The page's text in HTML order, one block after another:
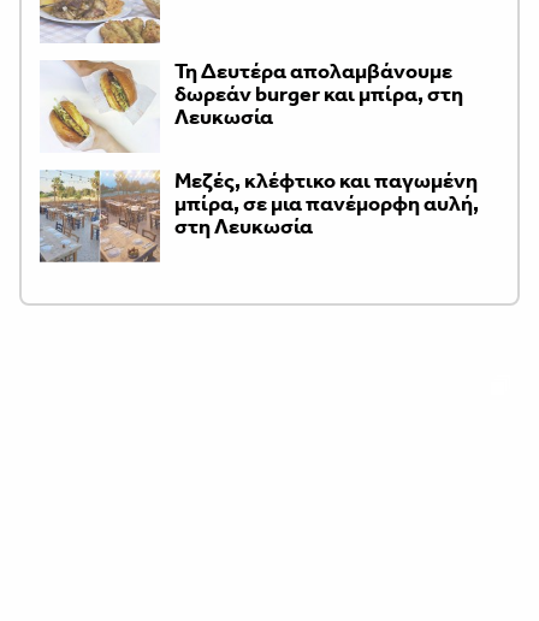
Τη Δευτέρα απολαμβάνουμε
δωρεάν burger και μπίρα, στη
Λευκωσία
Μεζές, κλέφτικο και παγωμένη
μπίρα, σε μια πανέμορφη αυλή,
στη Λευκωσία